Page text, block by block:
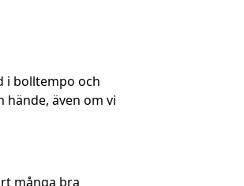
i bolltempo och
hände, även om vi
många bra